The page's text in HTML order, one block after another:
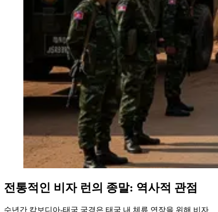
전통적인 비자 런의 종말: 역사적 관점
수년간 캄보디아-태국 국경은 태국 내 체류 연장을 위해 비자